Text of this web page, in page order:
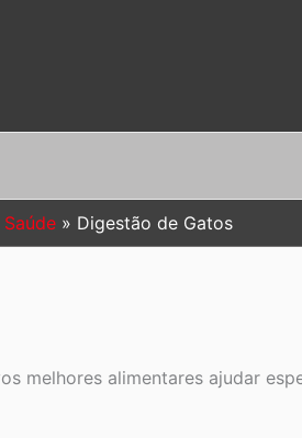
Digestão de Gatos
melhores alimentares ajudar